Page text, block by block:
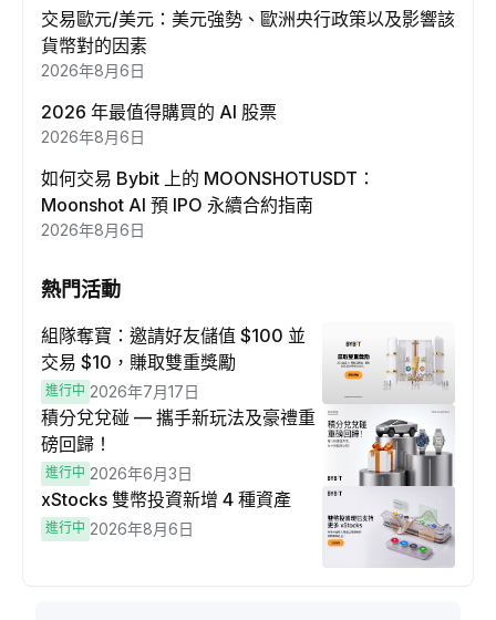
交易歐元/美元：美元強勢、歐洲央行政策以及影響該
貨幣對的因素
2026年8月6日
2026 年最值得購買的 AI 股票
2026年8月6日
如何交易 Bybit 上的 MOONSHOTUSDT：
Moonshot AI 預 IPO 永續合約指南
2026年8月6日
熱門活動
組隊奪寶：邀請好友儲值 $100 並
交易 $10，賺取雙重獎勵
進行中 2026年7月17日
積分兌兌碰 — 攜手新玩法及豪禮重
磅回歸！
進行中 2026年6月3日
xStocks 雙幣投資新增 4 種資產
進行中 2026年8月6日